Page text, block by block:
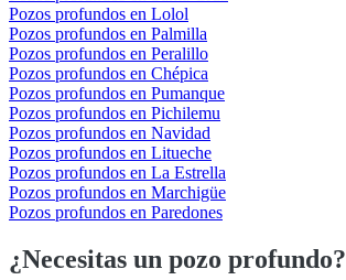
Pozos profundos en Lolol
Pozos profundos en Palmilla
Pozos profundos en Peralillo
Pozos profundos en Chépica
Pozos profundos en Pumanque
Pozos profundos en Pichilemu
Pozos profundos en Navidad
Pozos profundos en Litueche
Pozos profundos en La Estrella
Pozos profundos en Marchigüe
Pozos profundos en Paredones
¿Necesitas un pozo profundo?